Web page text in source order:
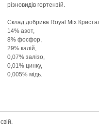
різновидів гортензій.
Склад добрива Royal Mix
14% азот,
8% фосфор,
29% калій,
0,07% залізо,
0,01% цинку,
0,005% мідь.
свій.